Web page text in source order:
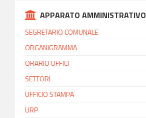
APPARATO AMMINISTRATIVO
SEGRETARIO COMUNALE
ORGANIGRAMMA
ORARIO UFFICI
SETTORI
UFFICIO STAMPA
URP